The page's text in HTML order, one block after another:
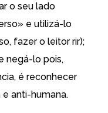
o seu lado
e utilizá-lo
fazer o leitor rir);
negá-lo pois,
é reconhecer
anti-humana.